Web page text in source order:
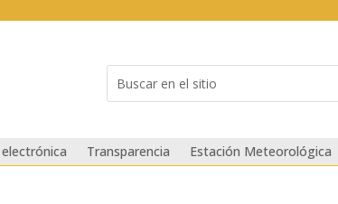
for...
electrónica Transparencia Estación Meteorológica